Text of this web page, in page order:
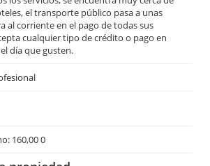
el transporte público pasa a unas
al corriente en el pago de todas sus
cualquier tipo de crédito o pago en
día que gusten.
160,00 0